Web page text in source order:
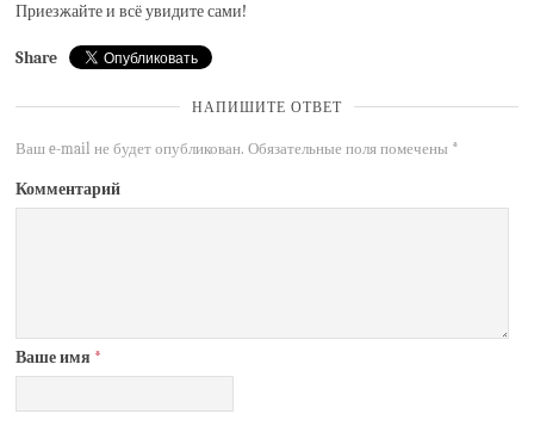
Приезжайте и всё увидите сами!
Share
НАПИШИТЕ ОТВЕТ
Ваш e-mail не будет опубликован. Обязательные поля помечены *
Комментарий
Ваше имя *